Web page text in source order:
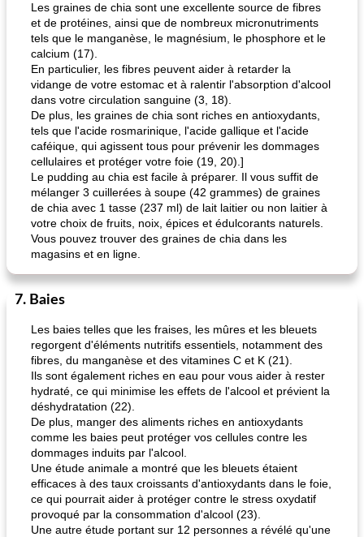
Les graines de chia sont une excellente source de fibres
et de protéines, ainsi que de nombreux micronutriments
tels que le manganèse, le magnésium, le phosphore et le
calcium (17).
En particulier, les fibres peuvent aider à retarder la
vidange de votre estomac et à ralentir l'absorption d'alcool
dans votre circulation sanguine (3, 18).
De plus, les graines de chia sont riches en antioxydants,
tels que l'acide rosmarinique, l'acide gallique et l'acide
caféique, qui agissent tous pour prévenir les dommages
cellulaires et protéger votre foie (19, 20).]
Le pudding au chia est facile à préparer. Il vous suffit de
mélanger 3 cuillerées à soupe (42 grammes) de graines
de chia avec 1 tasse (237 ml) de lait laitier ou non laitier à
votre choix de fruits, noix, épices et édulcorants naturels.
Vous pouvez trouver des graines de chia dans les
magasins et en ligne.
7. Baies
Les baies telles que les fraises, les mûres et les bleuets
regorgent d'éléments nutritifs essentiels, notamment des
fibres, du manganèse et des vitamines C et K (21).
Ils sont également riches en eau pour vous aider à rester
hydraté, ce qui minimise les effets de l'alcool et prévient la
déshydratation (22).
De plus, manger des aliments riches en antioxydants
comme les baies peut protéger vos cellules contre les
dommages induits par l'alcool.
Une étude animale a montré que les bleuets étaient
efficaces à des taux croissants d'antioxydants dans le foie,
ce qui pourrait aider à protéger contre le stress oxydatif
provoqué par la consommation d'alcool (23).
Une autre étude portant sur 12 personnes a révélé qu'une